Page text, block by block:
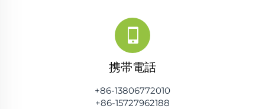
携帯電話
+86-13806772010
+86-15727962188